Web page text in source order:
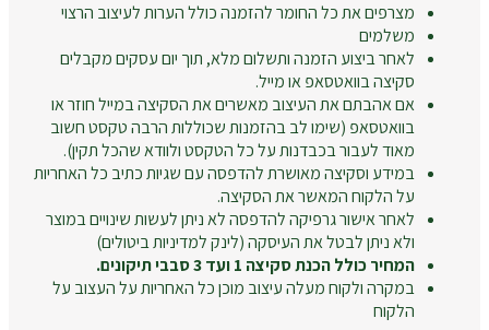
מצרפים את כל החומר להזמנה כולל הערות לעיצוב הרצוי
משלמים
לאחר ביצוע הזמנה ותשלום מלא, תוך יום עסקים מקבלים
סקיצה בוואטסאפ או מייל.
אם אהבתם את העיצוב מאשרים את הסקיצה במייל חוזר או
בוואטסאפ (שימו לב בהזמנות שכוללות הרבה טקסט חשוב
מאוד לעבור בכבדנות על כל הטקסט ולוודא שהכל תקין).
במידע וסקיצה מאושרת להדפסה עם שגיות כתיב כל האחריות
על הלקוח המאשר את הסקיצה.
לאחר אישור גרפיקה להדפסה לא ניתן לעשות שינויים במוצר
ולא ניתן לבטל את העיסקה (לינק למדיניות ביטולים)
המחיר כולל הכנת סקיצה 1 ועד 3 סבבי תיקונים.
במקרה ולקוח מעלה עיצוב מוכן כל האחריות על העצוב על
הלקוח